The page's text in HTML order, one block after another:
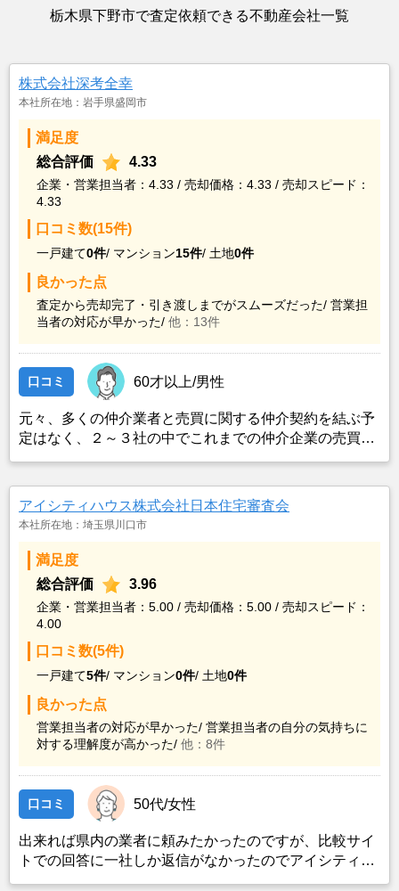
栃木県下野市で査定依頼できる不動産会社一覧
株式会社深考全幸
本社所在地：岩手県盛岡市
満足度
総合評価
4.33
企業・営業担当者：4.33 / 売却価格：4.33 / 売却スピード：
4.33
口コミ数(15件)
一戸建て0件/ マンション15件/ 土地0件
良かった点
査定から売却完了・引き渡しまでがスムーズだった/ 営業担
当者の対応が早かった/ 他：13件
口コミ 60才以上/男性
元々、多くの仲介業者と売買に関する仲介契約を結ぶ予
定はなく、２～３社の中でこれまでの仲介企業の売買実
アイシティハウス株式会社日本住宅審査会
本社所在地：埼玉県川口市
満足度
総合評価
3.96
企業・営業担当者：5.00 / 売却価格：5.00 / 売却スピード：
4.00
口コミ数(5件)
一戸建て5件/ マンション0件/ 土地0件
良かった点
営業担当者の対応が早かった/ 営業担当者の自分の気持ちに
対する理解度が高かった/ 他：8件
口コミ 50代/女性
出来れば県内の業者に頼みたかったのですが、比較サイ
トでの回答に一社しか返信がなかったのでアイシティハ